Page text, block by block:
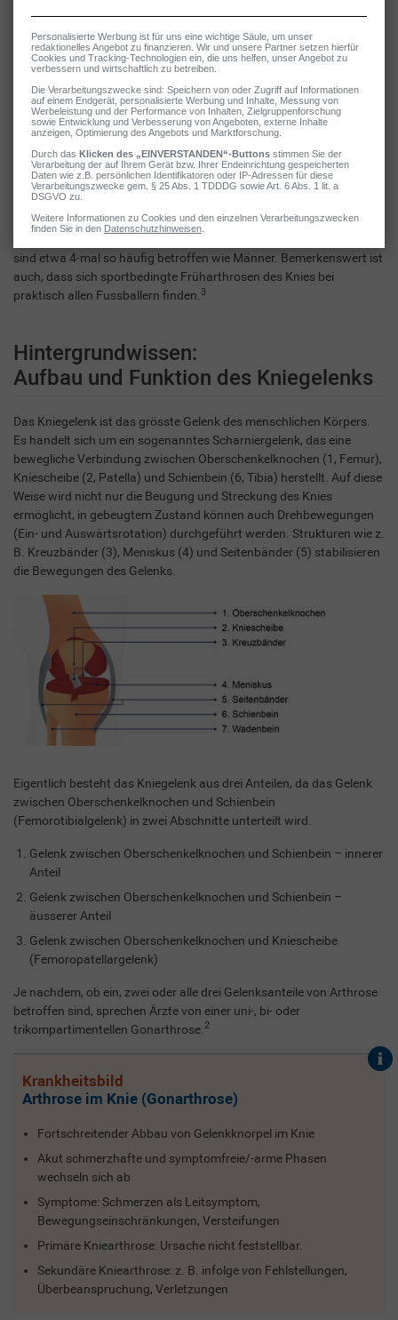
klinisch stumme (also symptomfreie) Krankheitsphasen ab, wobei
die beschwerdefreien Intervalle mit der Zeit immer kürzer werden.
DieUrsachendafür, dass sich eine Arthrose im Knie entwickelt, sind
vielfältig: Neben einer gewissen Veranlagung spielt sicherlich auch
eine Rolle, dass das Kniegelenk in Alltag, Sport und Beruf oftmals
hohen Belastungen ausgesetzt ist, sodass Verletzungen und
einer beginnenden Kniearthrose machen sich oftmals schon im
mittleren Lebensalter ab ungefähr 35 Jahren bemerkbar. So ist es
nicht verwunderlich, dass bei rund der Hälfte aller über 45-Jährigen
entsprechende Veränderungen im Röntgenbild erkennbar sind. Dies
sind etwa 4-mal so häufig betroffen wie Männer. Bemerkenswert ist
auch, dass sich sportbedingte Früharthrosen des Knies bei
praktisch allen Fussballern finden. 3
Hintergrundwissen:
Aufbau und Funktion des Kniegelenks
Das Kniegelenk ist das grösste Gelenk des menschlichen Körpers.
Es handelt sich um ein sogenanntes Scharniergelenk, das eine
bewegliche Verbindung zwischen Oberschenkelknochen (1, Femur),
Kniescheibe (2, Patella) und Schienbein (6, Tibia) herstellt. Auf diese
Weise wird nicht nur die Beugung und Streckung des Knies
ermöglicht, in gebeugtem Zustand können auch Drehbewegungen
(Ein- und Auswärtsrotation) durchgeführt werden. Strukturen wie z.
B. Kreuzbänder (3), Meniskus (4) und Seitenbänder (5) stabilisieren
die Bewegungen des Gelenks.
Eigentlich besteht das Kniegelenk aus drei Anteilen, da das Gelenk
zwischen Oberschenkelknochen und Schienbein
(Femorotibialgelenk) in zwei Abschnitte unterteilt wird.
Gelenk zwischen Oberschenkelknochen und Schienbein – innerer
Anteil
Gelenk zwischen Oberschenkelknochen und Schienbein –
äusserer Anteil
Gelenk zwischen Oberschenkelknochen und Kniescheibe
(Femoropatellargelenk)
Je nachdem, ob ein, zwei oder alle drei Gelenksanteile von Arthrose
betroffen sind, sprechen Ärzte von einer uni-, bi- oder
trikompartimentellen Gonarthrose. 2
Krankheitsbild
Arthrose im Knie (Gonarthrose)
Fortschreitender Abbau von Gelenkknorpel im Knie
Akut schmerzhafte und symptomfreie/-arme Phasen
wechseln sich ab
Symptome: Schmerzen als Leitsymptom,
Bewegungseinschränkungen, Versteifungen
Primäre Kniearthrose: Ursache nicht feststellbar.
Sekundäre Kniearthrose: z. B. infolge von Fehlstellungen,
Überbeanspruchung, Verletzungen